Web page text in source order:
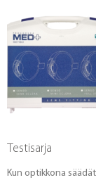
Testisarja
Kun optikkona